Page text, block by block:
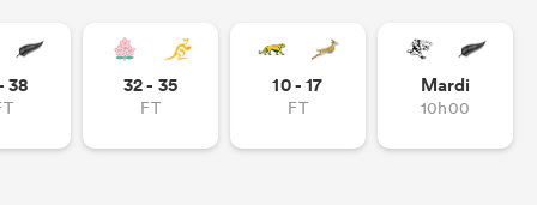
38 32 - 35
FT
10 - 17
FT
Mardi
10h00